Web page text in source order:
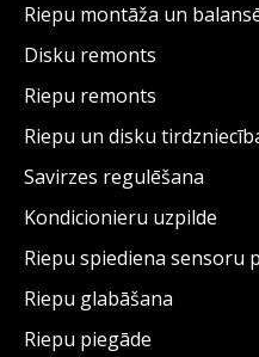
Riepu montāža un
Disku remonts
Riepu remonts
Riepu un disku
Savirzes regulēšana
Kondicionieru uzpilde
Riepu spiediena sensoru
Riepu glabāšana
Riepu piegāde